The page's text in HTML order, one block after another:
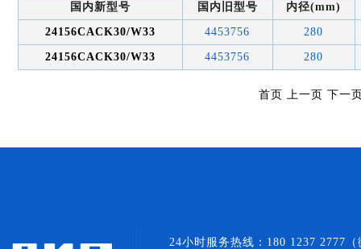
国内新型号 国内旧型号 内径(mm)
24156CACK30/W33 4453756 280
24156CACK30/W33 4453756 280
首页 上一页 下一
24小时服务热线：180 1237 2777